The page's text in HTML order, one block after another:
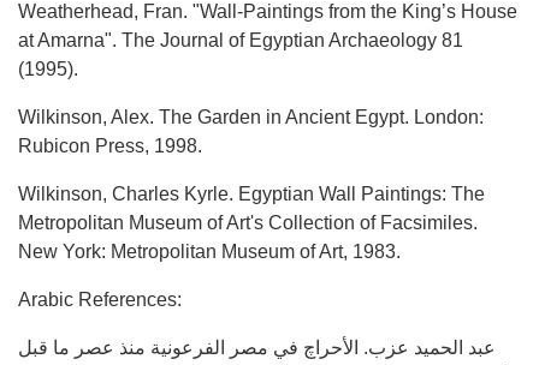
Weatherhead, Fran. "Wall-Paintings from the King’s House
at Amarna". The Journal of Egyptian Archaeology 81
(1995).
Wilkinson, Alex. The Garden in Ancient Egypt. London:
Rubicon Press, 1998.
Wilkinson, Charles Kyrle. Egyptian Wall Paintings: The
Metropolitan Museum of Art's Collection of Facsimiles.
New York: Metropolitan Museum of Art, 1983.
Arabic References:
عبد الحميد عزب. الأحراچ في مصر الفرعونية منذ عصر ما قبل